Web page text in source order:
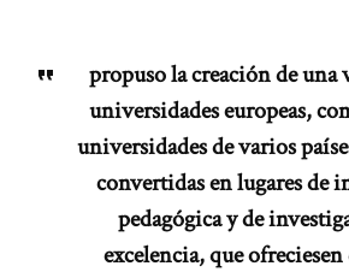
propuso la creación de una
universidades europeas,
universidades de varios
convertidas en lugares de
pedagógica y de
excelencia, que